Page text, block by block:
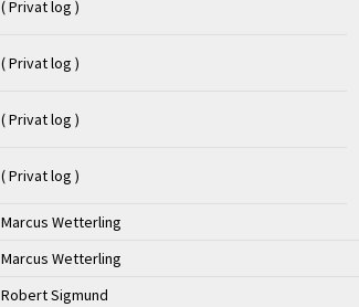
( Privat log )
( Privat log )
( Privat log )
( Privat log )
Marcus Wetterling
Marcus Wetterling
Robert Sigmund